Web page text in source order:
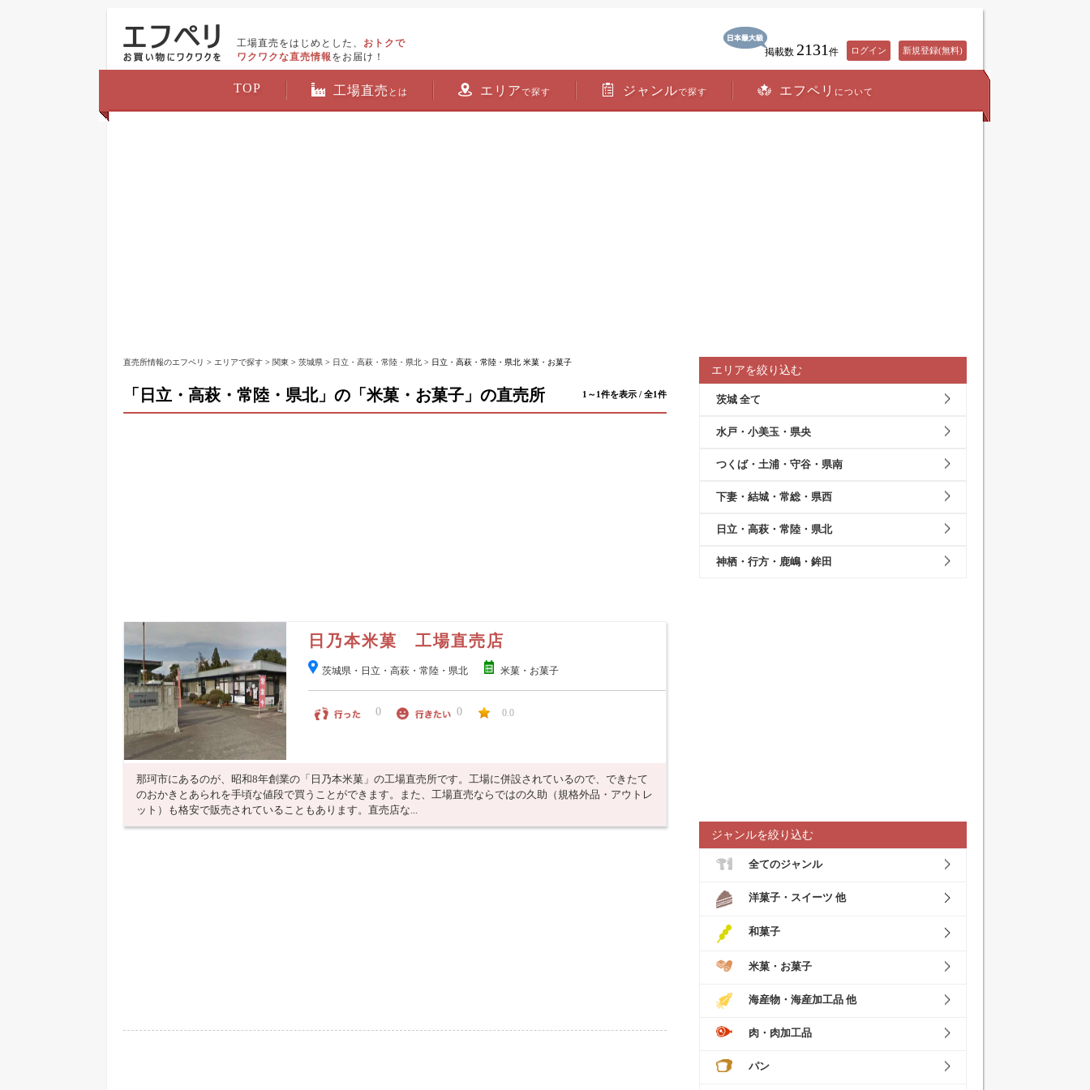
工場直売をはじめとした、 おトクで
ワクワクな直売情報 をお届け！ 掲載数 2131 件 ログイン 新規登録(無料)
TOP 工場直売 とは エリアで探す ジャンルで探す エフペリ について
直売所情報のエフペリ > エリアで探す > 関東 > 茨城県 > 日立・高萩・常陸・県北 > 日立・高萩・常陸・県北 米菓・お菓子
「日立・高萩・常陸・県北」の「米菓・お菓子」の直売所 1～1件を表示 / 全1件
日乃本米菓 工場直売店
茨城県・日立・高萩・常陸・県北 米菓・お菓子
0 0 0.0
那珂市にあるのが、昭和8年創業の「日乃本米菓」の工場直売所です。工場に併設されているので、できたて
のおかきとあられを手頃な値段で買うことができます。また、工場直売ならではの久助（規格外品・アウトレ
ット）も格安で販売されていることもあります。直売店な...
エリアを絞り込む
茨城 全て
水戸・小美玉・県央
つくば・土浦・守谷・県南
下妻・結城・常総・県西
日立・高萩・常陸・県北
神栖・行方・鹿嶋・鉾田
ジャンルを絞り込む
全てのジャンル
洋菓子・スイーツ 他
和菓子
米菓・お菓子
海産物・海産加工品 他
肉・肉加工品
パン